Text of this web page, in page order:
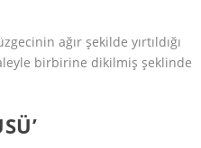
ağır şekilde yırtıldığı
birbirine dikilmiş şeklinde